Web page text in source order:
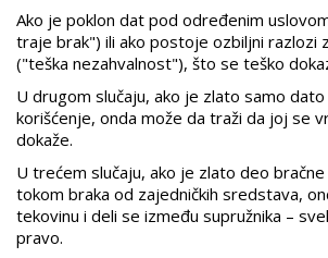
Ako je poklon dat pod određenim
traje brak") ili ako postoje ozbiljni razlozi
("teška nezahvalnost"), što se teško
U drugom slučaju, ako je zlato samo dato
korišćenje, onda može da traži da joj se
dokaže.
U trećem slučaju, ako je zlato deo
tokom braka od zajedničkih sredstava,
tekovinu i deli se između supružnika –
pravo.